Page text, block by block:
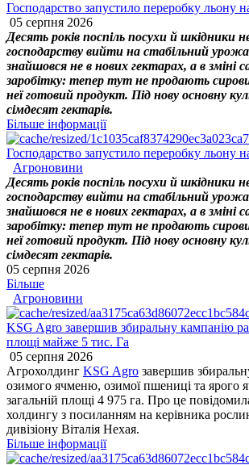
Господарство запустило переробку льону
05 серпня 2026
Десять років поспіль посухи й шкідники
господарству вийти на стабільний
знайшовся не в нових гектарах, а в зміні
заробітку: тепер тут не продають
неї готовий продукт. Під нову основну
сімдесят гектарів.
Більше інформації
Господарство запустило переробку льону
Агроновини
Десять років поспіль посухи й шкідники
господарству вийти на стабільний
знайшовся не в нових гектарах, а в зміні
заробітку: тепер тут не продають
неї готовий продукт. Під нову основну
сімдесят гектарів.
05 серпня 2026
Більше
Агроновини
KSG Agro завершив збиральну кампанію
площі майже 5 тис. Га
05 серпня 2026
Агрохолдинг KSG Agro завершив
озимого ячменю, озимої пшениці та ярого
загальній площі 4 975 га. Про це
холдингу з посиланням на керівника
дивізіону Віталія Нехая.
Більше інформації